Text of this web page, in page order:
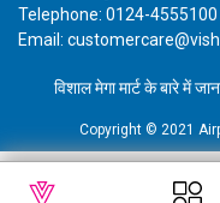
Telephone: 0124-4555100
Email:
विशाल मेगा मार्ट के बारे में
Copyright © 2021